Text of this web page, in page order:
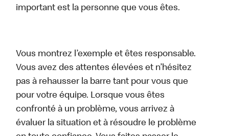
important est la personne que vous êtes.
Vous montrez l’exemple et êtes responsable.
Vous avez des attentes élevées et n’hésitez
pas à rehausser la barre tant pour vous que
pour votre équipe. Lorsque vous êtes
confronté à un problème, vous arrivez à
évaluer la situation et à résoudre le problème